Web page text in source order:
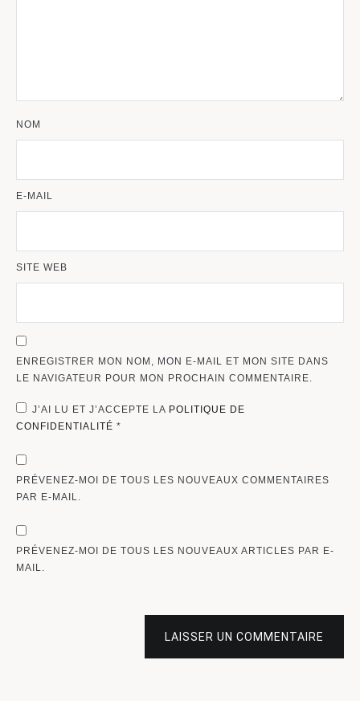
NOM
E-MAIL
SITE WEB
ENREGISTRER MON NOM, MON E-MAIL ET MON SITE DANS
LE NAVIGATEUR POUR MON PROCHAIN COMMENTAIRE.
J’AI LU ET J’ACCEPTE LA POLITIQUE DE
CONFIDENTIALITÉ *
PRÉVENEZ-MOI DE TOUS LES NOUVEAUX COMMENTAIRES
PAR E-MAIL.
PRÉVENEZ-MOI DE TOUS LES NOUVEAUX ARTICLES PAR E-
MAIL.
LAISSER UN COMMENTAIRE